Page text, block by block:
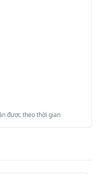
được theo thời gian